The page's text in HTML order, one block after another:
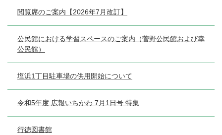
閲覧席のご案内【2026年7月改訂】
公民館における学習スペースのご案内（菅野公民館および幸
公民館）
塩浜1丁目駐車場の供用開始について
令和5年度 広報いちかわ 7月1日号 特集
行徳図書館